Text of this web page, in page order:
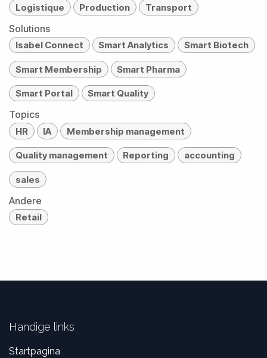
Logistique Production Transport
Solutions
Isabel Connect Smart Analytics Smart Biotech
Smart Membership Smart Pharma
Smart Portal Smart Quality
Topics
HR IA Membership management
Quality management Reporting accounting
sales
Andere
Retail
Handige links
Startpagina